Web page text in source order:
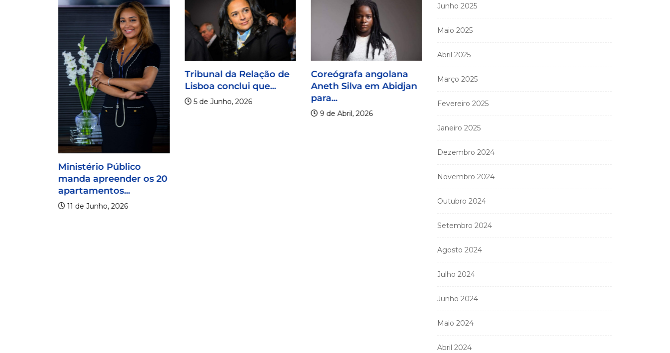
Ministério Público
manda apreender os 20
apartamentos...
11 de Junho, 2026
Tribunal da Relação de
Lisboa conclui que...
5 de Junho, 2026
Coreógrafa angolana
Aneth Silva em Abidjan
para...
9 de Abril, 2026
Conselho Superior da
impede entrega...
Junho 2025
Maio 2025
Abril 2025
Março 2025
Fevereiro 2025
Janeiro 2025
Dezembro 2024
Novembro 2024
Outubro 2024
Setembro 2024
Agosto 2024
Julho 2024
Junho 2024
Maio 2024
Abril 2024